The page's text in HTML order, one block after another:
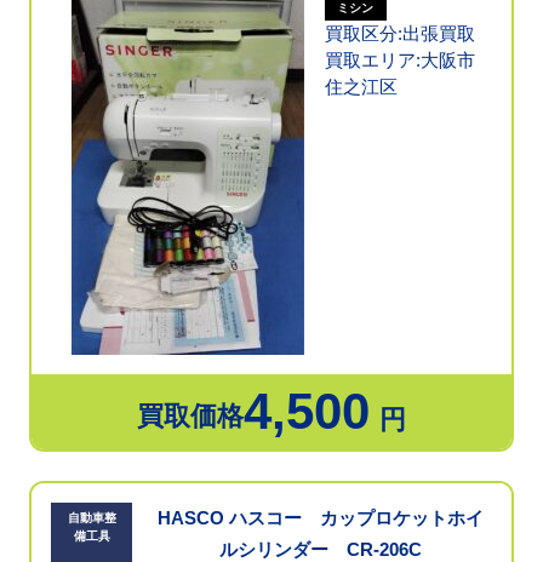
ミシン
買取区分:出張買取
買取エリア:大阪市
住之江区
買取価格4,500 円
自動車整
備工具
HASCO ハスコー カップロケットホイ
ルシリンダー CR-206C